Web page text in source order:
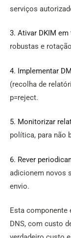
serviços
3. Ativar DKIM
robustas e
4. Implementar
(recolha de
p=reject.
5. Monitorizar
política, para não
6. Rever
adicionem novos
envio.
Esta componente
DNS, com custo